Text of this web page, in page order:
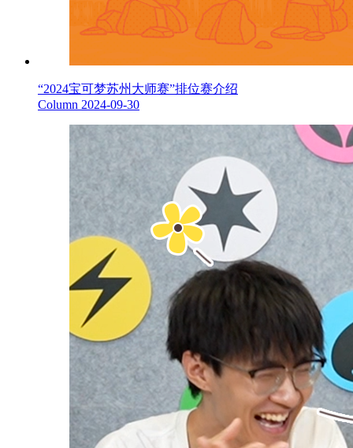
“2024宝可梦苏州大师赛”排位赛介绍
Column 2024-09-30